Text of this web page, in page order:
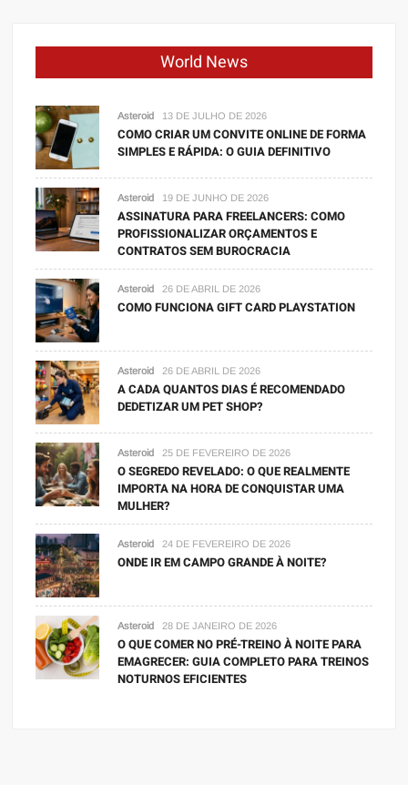
World News
Asteroid 13 DE JULHO DE 2026
COMO CRIAR UM CONVITE ONLINE DE FORMA
SIMPLES E RÁPIDA: O GUIA DEFINITIVO
Asteroid 19 DE JUNHO DE 2026
ASSINATURA PARA FREELANCERS: COMO
PROFISSIONALIZAR ORÇAMENTOS E
CONTRATOS SEM BUROCRACIA
Asteroid 26 DE ABRIL DE 2026
COMO FUNCIONA GIFT CARD PLAYSTATION
Asteroid 26 DE ABRIL DE 2026
A CADA QUANTOS DIAS É RECOMENDADO
DEDETIZAR UM PET SHOP?
Asteroid 25 DE FEVEREIRO DE 2026
O SEGREDO REVELADO: O QUE REALMENTE
IMPORTA NA HORA DE CONQUISTAR UMA
MULHER?
Asteroid 24 DE FEVEREIRO DE 2026
ONDE IR EM CAMPO GRANDE À NOITE?
Asteroid 28 DE JANEIRO DE 2026
O QUE COMER NO PRÉ-TREINO À NOITE PARA
EMAGRECER: GUIA COMPLETO PARA TREINOS
NOTURNOS EFICIENTES